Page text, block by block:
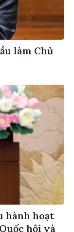
làm Chủ
hành hoạt
hội và